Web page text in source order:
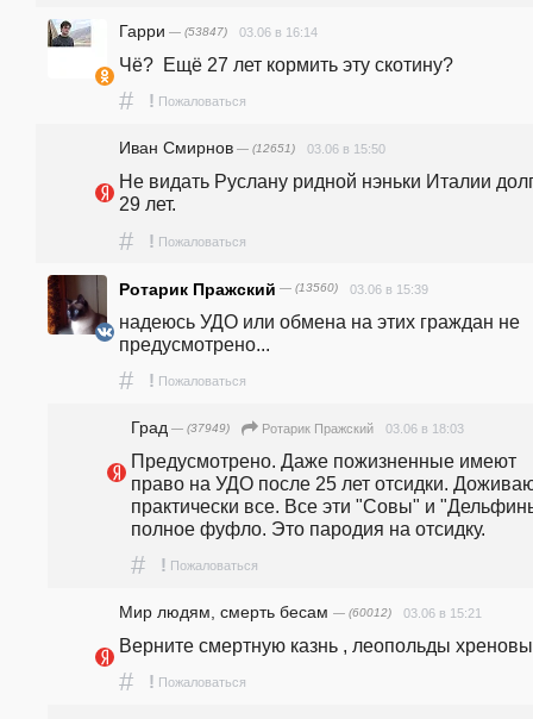
Гарри — (53847) 03.06 в 16:14
Чё?  Ещё 27 лет кормить эту скотину?
# ! Пожаловаться
Иван Смирнов — (12651) 03.06 в 15:50
Не видать Руслану ридной нэньки Италии
29 лет.
# ! Пожаловаться
Ротарик Пражский — (13560) 03.06 в 15:39
надеюсь УДО или обмена на этих граждан не
предусмотрено...
# ! Пожаловаться
Град — (37949) Ротарик Пражский 03.06 в 18:03
Предусмотрено. Даже пожизненные имеют
право на УДО после 25 лет отсидки.
практически все. Все эти "Совы" и
полное фуфло. Это пародия на отсидку.
# ! Пожаловаться
Мир людям, смерть бесам — (60012) 03.06 в 15:21
Верните смертную казнь , леопольды
# ! Пожаловаться